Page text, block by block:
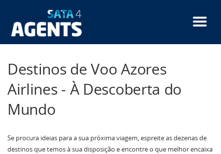
conteúdo
Destinos de Voo Azores
Airlines - À Descoberta do
Mundo
Se procura ideias para a sua próxima viagem, espreite as dezenas de
destinos que temos à sua disposição e encontre o que melhor encaixa